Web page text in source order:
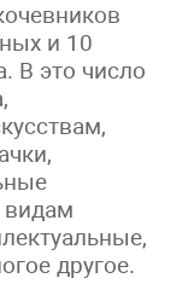
и 10
В это число
видам
другое.